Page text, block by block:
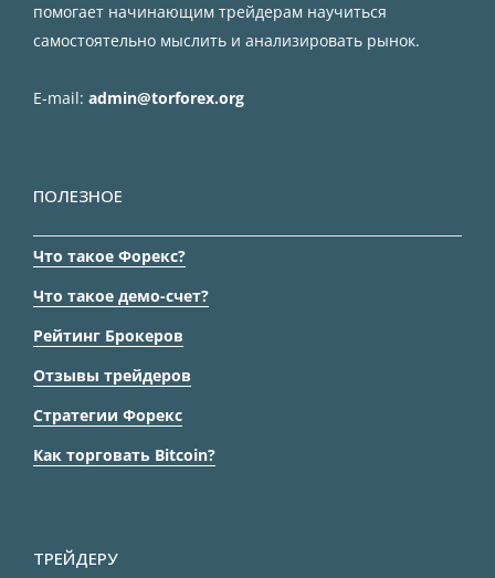
помогает начинающим трейдерам научиться
самостоятельно мыслить и анализировать рынок.
E-mail: admin@torforex.org
ПОЛЕЗНОЕ
Что такое Форекс?
Что такое демо-счет?
Рейтинг Брокеров
Отзывы трейдеров
Стратегии Форекс
Как торговать Bitcoin?
ТРЕЙДЕРУ